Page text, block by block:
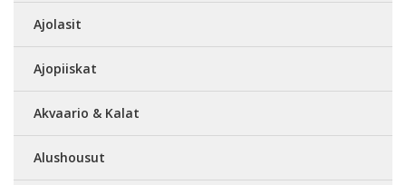
Ajolasit
Ajopiiskat
Akvaario & Kalat
Alushousut